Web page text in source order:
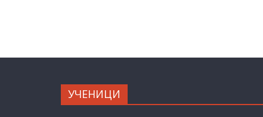
УЧЕНИЦИ